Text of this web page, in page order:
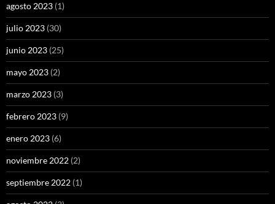
agosto 2023 (1)
julio 2023 (30)
junio 2023 (25)
mayo 2023 (2)
marzo 2023 (3)
febrero 2023 (9)
enero 2023 (6)
noviembre 2022 (2)
septiembre 2022 (1)